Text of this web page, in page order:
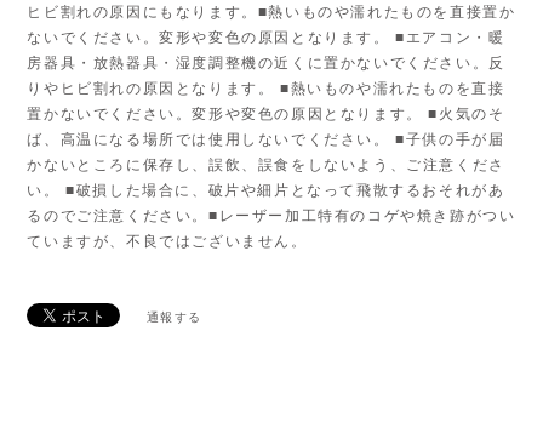
ヒビ割れの原因にもなります。■熱いものや濡れたものを直接置か
ないでください。変形や変色の原因となります。 ■エアコン・暖
房器具・放熱器具・湿度調整機の近くに置かないでください。反
りやヒビ割れの原因となります。 ■熱いものや濡れたものを直接
置かないでください。変形や変色の原因となります。 ■火気のそ
ば、高温になる場所では使用しないでください。 ■子供の手が届
かないところに保存し、誤飲、誤食をしないよう、ご注意くださ
い。 ■破損した場合に、破片や細片となって飛散するおそれがあ
るのでご注意ください。■レーザー加工特有のコゲや焼き跡がつい
ていますが、不良ではございません。
通報する